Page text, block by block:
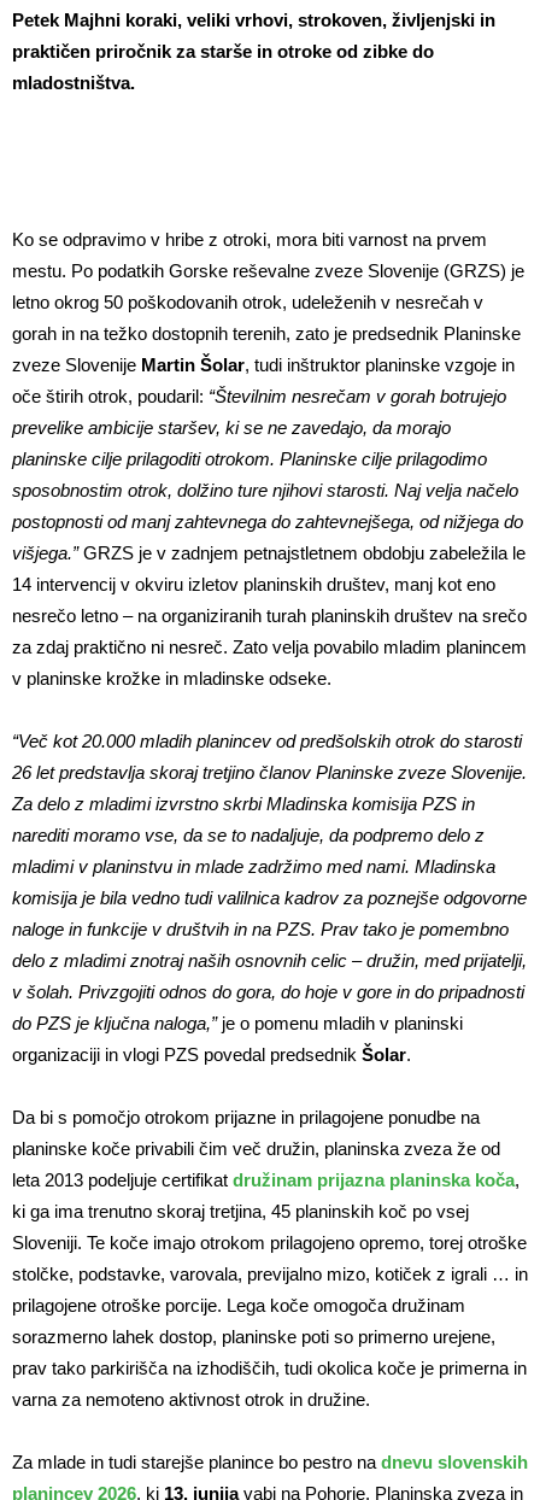
Petek Majhni koraki, veliki vrhovi, strokoven, življenjski in
praktičen priročnik za starše in otroke od zibke do
mladostništva.
Ko se odpravimo v hribe z otroki, mora biti varnost na prvem
mestu. Po podatkih Gorske reševalne zveze Slovenije (GRZS) je
letno okrog 50 poškodovanih otrok, udeleženih v nesrečah v
gorah in na težko dostopnih terenih, zato je predsednik Planinske
zveze Slovenije Martin Šolar, tudi inštruktor planinske vzgoje in
oče štirih otrok, poudaril: “Številnim nesrečam v gorah botrujejo
prevelike ambicije staršev, ki se ne zavedajo, da morajo
planinske cilje prilagoditi otrokom. Planinske cilje prilagodimo
sposobnostim otrok, dolžino ture njihovi starosti. Naj velja načelo
postopnosti od manj zahtevnega do zahtevnejšega, od nižjega do
višjega.”GRZS je v zadnjem petnajstletnem obdobju zabeležila le
14 intervencij v okviru izletov planinskih društev, manj kot eno
nesrečo letno – na organiziranih turah planinskih društev na srečo
za zdaj praktično ni nesreč. Zato velja povabilo mladim planincem
v planinske krožke in mladinske odseke.
“Več kot 20.000 mladih planincev od predšolskih otrok do starosti
26 let predstavlja skoraj tretjino članov Planinske zveze Slovenije.
Za delo z mladimi izvrstno skrbi Mladinska komisija PZS in
narediti moramo vse, da se to nadaljuje, da podpremo delo z
mladimi v planinstvu in mlade zadržimo med nami. Mladinska
komisija je bila vedno tudi valilnica kadrov za poznejše odgovorne
naloge in funkcije v društvih in na PZS. Prav tako je pomembno
delo z mladimi znotraj naših osnovnih celic – družin, med prijatelji,
v šolah. Privzgojiti odnos do gora, do hoje v gore in do pripadnosti
do PZS je ključna naloga,”je o pomenu mladih v planinski
organizaciji in vlogi PZS povedal predsednik Šolar.
Da bi s pomočjo otrokom prijazne in prilagojene ponudbe na
planinske koče privabili čim več družin, planinska zveza že od
leta 2013 podeljuje certifikat družinam prijazna planinska koča,
ki ga ima trenutno skoraj tretjina, 45 planinskih koč po vsej
Sloveniji. Te koče imajo otrokom prilagojeno opremo, torej otroške
stolčke, podstavke, varovala, previjalno mizo, kotiček z igrali … in
prilagojene otroške porcije. Lega koče omogoča družinam
sorazmerno lahek dostop, planinske poti so primerno urejene,
prav tako parkirišča na izhodiščih, tudi okolica koče je primerna in
varna za nemoteno aktivnost otrok in družine.
Za mlade in tudi starejše planince bo pestro na dnevu slovenskih
planincev 2026, ki 13. junijavabi na Pohorje. Planinska zveza in